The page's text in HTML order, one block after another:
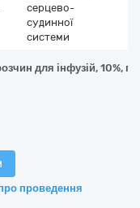
серцево-
судинної
системи
для інфузій, 10%,
проведення